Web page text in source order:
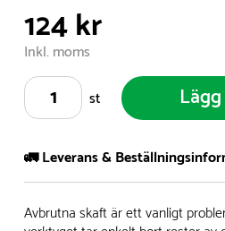
124 kr
Inkl. moms
st
🚛 Leverans &
Vi har ett stort och modernt
Avbrutna skaft är ett vanligt